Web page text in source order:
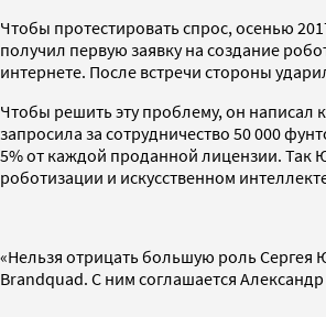
Чтобы протестировать спрос, осенью
получил первую заявку на создание
интернете. После встречи стороны
Чтобы решить эту проблему, он
запросила за сотрудничество 50 000
5% от каждой проданной лицензии. Так
роботизации и искусственном
«Нельзя отрицать большую роль Сергея
Brandquad. С ним соглашается